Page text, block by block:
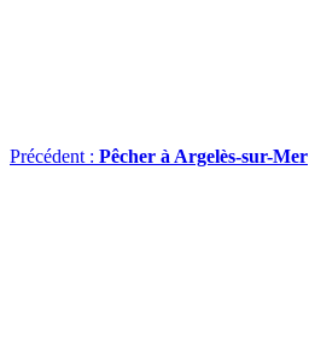
Précédent : Pêcher à Argelès-sur-Mer